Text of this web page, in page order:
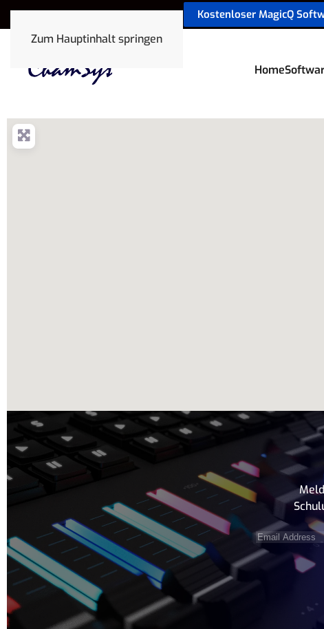
Zum Hauptinhalt springen
sales@chamsyslighting.de Kostenloser MagicQ
Home
Email
Address